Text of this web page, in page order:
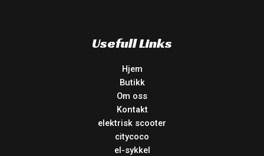
Usefull Links
Hjem
Butikk
Om oss
Kontakt
elektrisk scooter
citycoco
el-sykkel